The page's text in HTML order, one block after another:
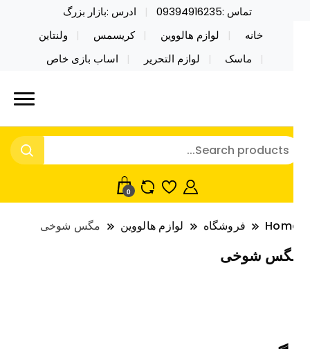
تماس :09394916235
ادرس :بازار بزرگ
خانه
لوازم هالووین کریسمس
ولنتاین
ماسک
لوازم التحریر اساب بازی خاص
تاین کادویی کریسمس اکسسوری
محصولات خاص فیجت اسباب بازی تراول ماگ نایکر
فروش عمده لوازم هالووین ولن تاین کادویی
اکسسوری ماسک در واردات مستقیم
0
فروشگاه لوازم هالووین مگس شوخی
شوخی